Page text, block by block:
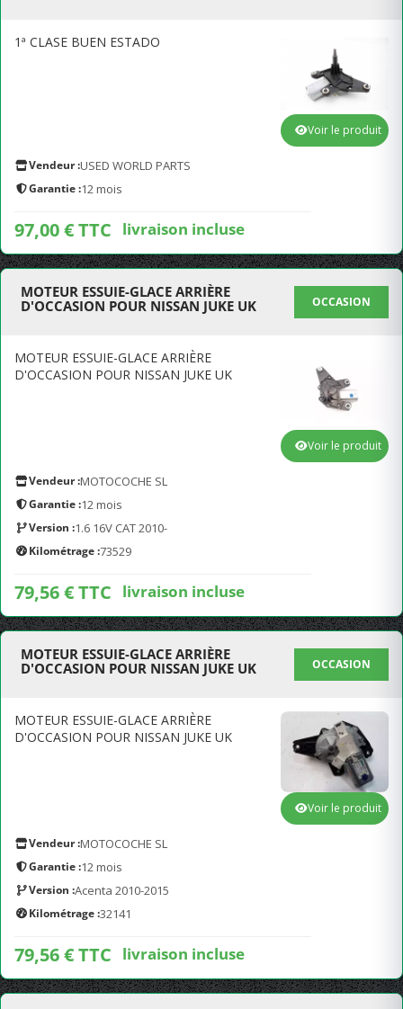
1ª CLASE BUEN ESTADO
Vendeur :USED WORLD PARTS
Garantie :12 mois
97,00 € TTC livraison incluse
Voir le produit
MOTEUR ESSUIE-GLACE ARRIÈRE
D'OCCASION POUR NISSAN JUKE UK
OCCASION
MOTEUR ESSUIE-GLACE ARRIÈRE
D'OCCASION POUR NISSAN JUKE UK
Vendeur :MOTOCOCHE SL
Garantie :12 mois
Version :1.6 16V CAT 2010-
Kilométrage :73529
79,56 € TTC livraison incluse
Voir le produit
MOTEUR ESSUIE-GLACE ARRIÈRE
D'OCCASION POUR NISSAN JUKE UK
OCCASION
MOTEUR ESSUIE-GLACE ARRIÈRE
D'OCCASION POUR NISSAN JUKE UK
Vendeur :MOTOCOCHE SL
Garantie :12 mois
Version :Acenta 2010-2015
Kilométrage :32141
79,56 € TTC livraison incluse
Voir le produit